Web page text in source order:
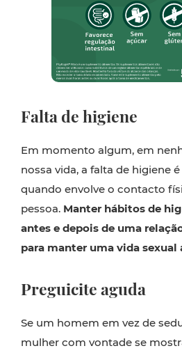
Falta de higiene
Em momento algum, em
nossa vida, a falta de higiene
quando envolve o contacto
pessoa. Manter hábitos de
antes e depois de uma
para manter uma vida sexual
Preguicite aguda
Se um homem em vez de
mulher com vontade se